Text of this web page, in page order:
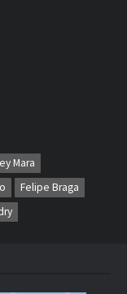
Mara
Felipe Braga